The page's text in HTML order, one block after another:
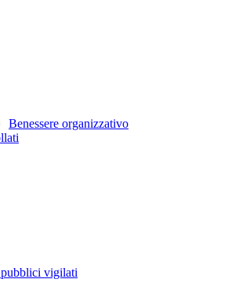
Benessere organizzativo
vigilati